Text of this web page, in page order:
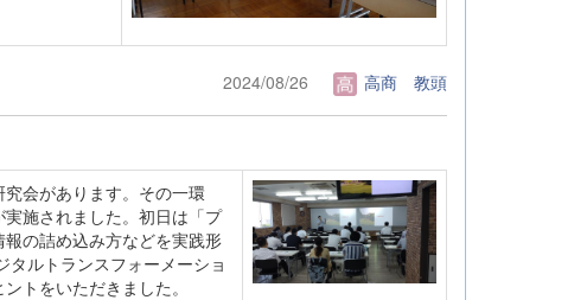
2024/08/26 高商 教頭
会があります。その一環
施されました。初日は「プ
の詰め込み方などを実践形
ルトランスフォーメーショ
トをいただきました。